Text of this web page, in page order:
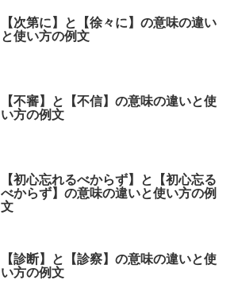
【次第に】と【徐々に】の意味の違い
と使い方の例文
【不審】と【不信】の意味の違いと使
い方の例文
【初心忘れるべからず】と【初心忘る
べからず】の意味の違いと使い方の例
文
【診断】と【診察】の意味の違いと使
い方の例文